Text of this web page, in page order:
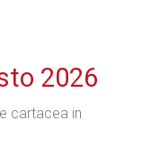
2026
cartacea in